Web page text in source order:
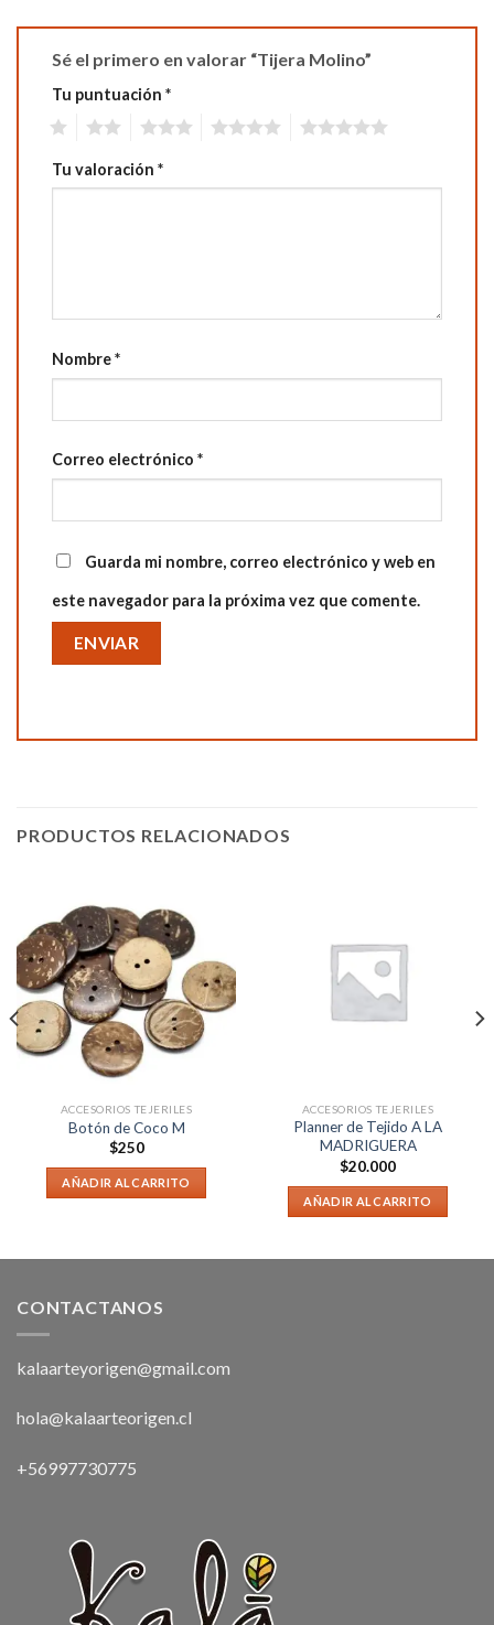
Sé el primero en valorar “Tijera Molino”
Tu puntuación *
Tu valoración *
Nombre*
Correo electrónico *
Guarda mi nombre, correo electrónico y web en
este navegador para la próxima vez que comente.
PRODUCTOS RELACIONADOS
ACCESORIOS TEJERILES
Botón de Coco M
$250
AÑADIR AL CARRITO
ACCESORIOS TEJERILES
Planner de Tejido A LA
MADRIGUERA
$20.000
AÑADIR AL CARRITO
CONTACTANOS
kalaarteyorigen@gmail.com
hola@kalaarteorigen.cl
+56997730775